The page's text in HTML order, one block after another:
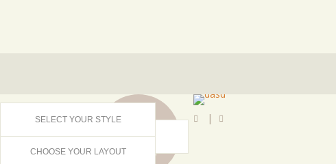
SELECT YOUR STYLE
CHOOSE YOUR LAYOUT
MAR
2015
|